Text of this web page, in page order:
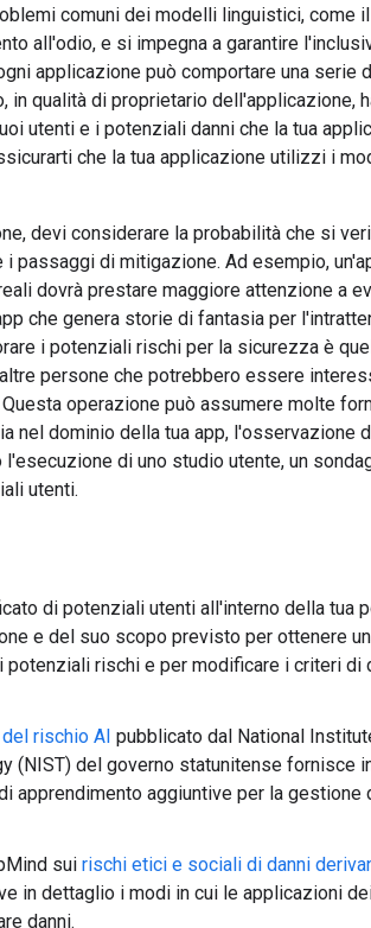
comuni dei modelli linguistici, come
all'odio, e si impegna a garantire
applicazione può comportare una serie
in qualità di proprietario dell'applicazione,
utenti e i potenziali danni che la tua
che la tua applicazione utilizzi i
devi considerare la probabilità che si
i passaggi di mitigazione. Ad esempio,
dovrà prestare maggiore attenzione a
che genera storie di fantasia per
i potenziali rischi per la sicurezza è
persone che potrebbero essere
operazione può assumere molte
nel dominio della tua app, l'osservazione
di uno studio utente, un
utenti.
di potenziali utenti all'interno della tua
e del suo scopo previsto per ottenere
potenziali rischi e per modificare i criteri di
rischio AI pubblicato dal National
(NIST) del governo statunitense fornisce
apprendimento aggiuntive per la gestione
sui rischi etici e sociali di danni
in dettaglio i modi in cui le applicazioni
danni.